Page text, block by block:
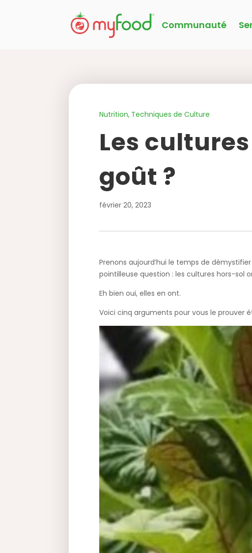
Communauté
Nutrition Techniques de Culture
Les
goût ?
février 20, 2023
Prenons aujourd’hui le temps de
pointilleuse question : les cultures hors-sol
Eh bien oui, elles en ont.
Voici cinq arguments pour vous le prouver